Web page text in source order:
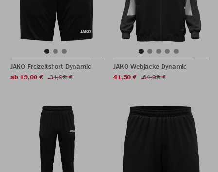
JAKO Freizeitshort Dynamic
ab 19,00 €
34,99 €
JAKO Webjacke Dynamic
41,50 €
64,99 €